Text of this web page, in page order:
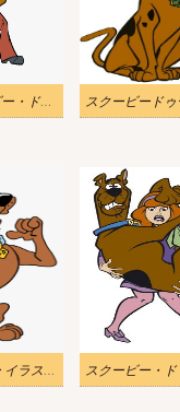
シャギーとスクービー・ドゥーのイラスト
スクービー・ドゥー イラスト PNG 2